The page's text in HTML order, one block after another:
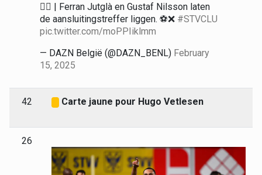
🙅‍♂️ | Ferran Jutglà en Gustaf Nilsson laten
de aansluitingstreffer liggen. ⚽️❌ #STVCLU
pic.twitter.com/moPPIiklmm
— DAZN België (@DAZN_BENL) February
15, 2025
42 Carte jaune pour Hugo Vetlesen
26